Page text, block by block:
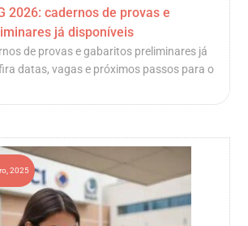
2026: cadernos de provas e
já disponíveis
de provas e gabaritos preliminares já
datas, vagas e próximos passos para o
2025